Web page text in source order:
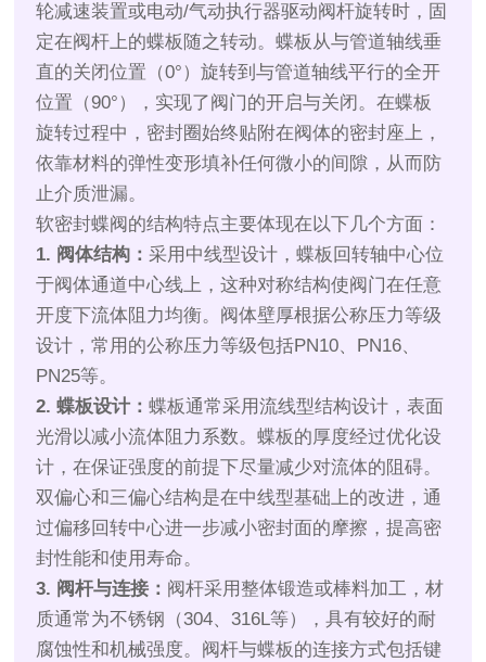
轮减速装置或电动/气动执行器驱动阀杆旋转时，固
定在阀杆上的蝶板随之转动。蝶板从与管道轴线垂
直的关闭位置（0°）旋转到与管道轴线平行的全开
位置（90°），实现了阀门的开启与关闭。在蝶板
旋转过程中，密封圈始终贴附在阀体的密封座上，
依靠材料的弹性变形填补任何微小的间隙，从而防
止介质泄漏。
软密封蝶阀的结构特点主要体现在以下几个方面：
1. 阀体结构： 采用中线型设计，蝶板回转轴中心位
于阀体通道中心线上，这种对称结构使阀门在任意
开度下流体阻力均衡。阀体壁厚根据公称压力等级
设计，常用的公称压力等级包括PN10、PN16、
PN25等。
2. 蝶板设计：蝶板通常采用流线型结构设计，表面
光滑以减小流体阻力系数。蝶板的厚度经过优化设
计，在保证强度的前提下尽量减少对流体的阻碍。
双偏心和三偏心结构是在中线型基础上的改进，通
过偏移回转中心进一步减小密封面的摩擦，提高密
封性能和使用寿命。
3. 阀杆与连接： 阀杆采用整体锻造或棒料加工，材
质通常为不锈钢（304、316L等），具有较好的耐
腐蚀性和机械强度。阀杆与蝶板的连接方式包括键